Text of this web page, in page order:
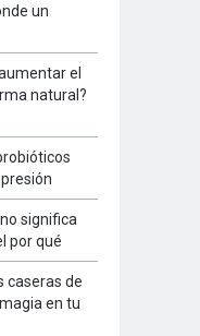
un
el
natural?
significa
por qué
caseras de
en tu